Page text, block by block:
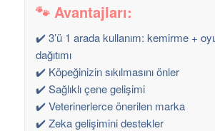
🐾 Avantajları:
✔️ 3’ü 1 arada kullanım: kemirme +
dağıtımı
✔️ Köpeğinizin sıkılmasını önler
✔️ Sağlıklı çene gelişimi
✔️ Veterinerlerce önerilen marka
✔️ Zeka gelişimini destekler